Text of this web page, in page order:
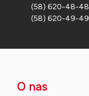
(58) 620-48-48
(58) 620-49-49
O nas